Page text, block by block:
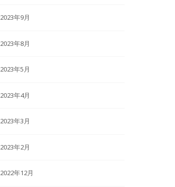
2023年9月
2023年8月
2023年5月
2023年4月
2023年3月
2023年2月
2022年12月